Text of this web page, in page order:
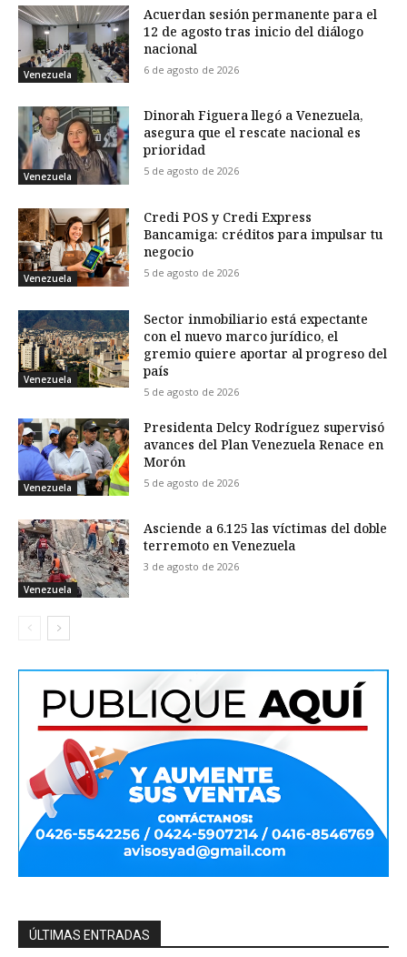
Venezuela
Acuerdan sesión permanente para el
12 de agosto tras inicio del diálogo
nacional
6 de agosto de 2026
Venezuela
Dinorah Figuera llegó a Venezuela,
asegura que el rescate nacional es
prioridad
5 de agosto de 2026
Venezuela
Credi POS y Credi Express
Bancamiga: créditos para impulsar tu
negocio
5 de agosto de 2026
Venezuela
Sector inmobiliario está expectante
con el nuevo marco jurídico, el
gremio quiere aportar al progreso del
país
5 de agosto de 2026
Venezuela
Presidenta Delcy Rodríguez supervisó
avances del Plan Venezuela Renace en
Morón
5 de agosto de 2026
Venezuela
Asciende a 6.125 las víctimas del doble
terremoto en Venezuela
3 de agosto de 2026
ÚLTIMAS ENTRADAS